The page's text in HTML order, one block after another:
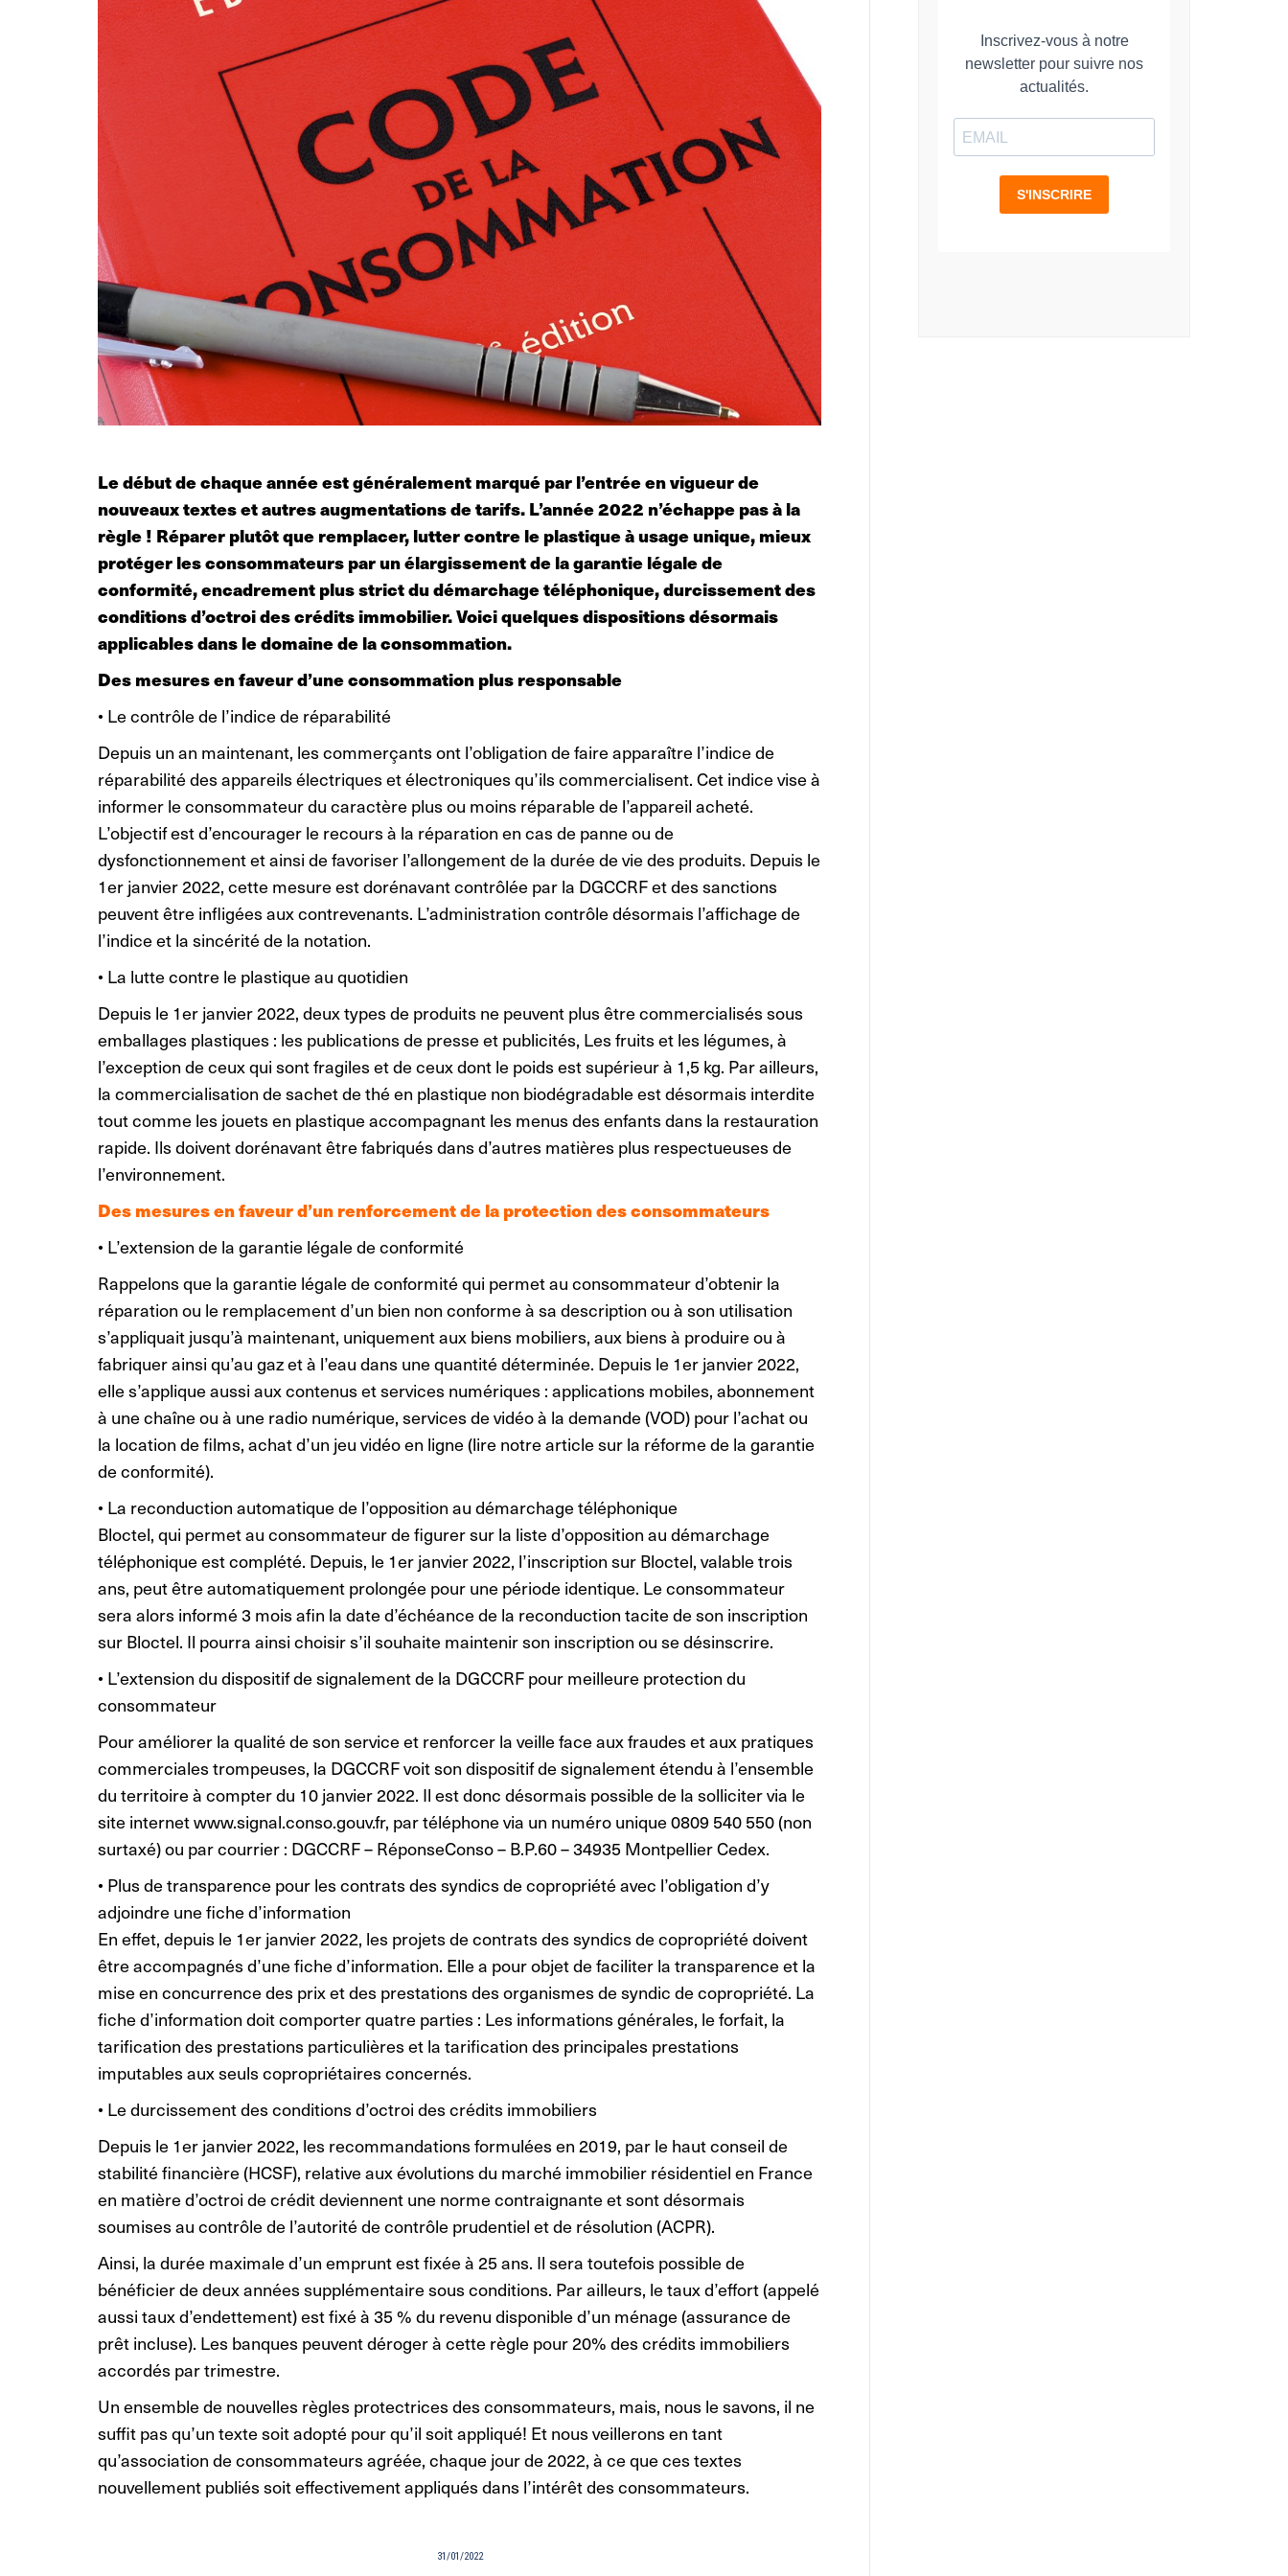
Le début de chaque année est généralement marqué par l’entrée en vigueur de
nouveaux textes et autres augmentations de tarifs. L’année 2022 n’échappe pas à la
règle ! Réparer plutôt que remplacer, lutter contre le plastique à usage unique, mieux
protéger les consommateurs par un élargissement de la garantie légale de
conformité, encadrement plus strict du démarchage téléphonique, durcissement des
conditions d’octroi des crédits immobilier. Voici quelques dispositions désormais
applicables dans le domaine de la consommation.
Des mesures en faveur d’une consommation plus responsable
• Le contrôle de l’indice de réparabilité
Depuis un an maintenant, les commerçants ont l’obligation de faire apparaître l’indice de
réparabilité des appareils électriques et électroniques qu’ils commercialisent. Cet indice vise à
informer le consommateur du caractère plus ou moins réparable de l’appareil acheté.
L’objectif est d’encourager le recours à la réparation en cas de panne ou de
dysfonctionnement et ainsi de favoriser l’allongement de la durée de vie des produits. Depuis le
1er janvier 2022, cette mesure est dorénavant contrôlée par la DGCCRF et des sanctions
peuvent être infligées aux contrevenants. L’administration contrôle désormais l’affichage de
l’indice et la sincérité de la notation.
• La lutte contre le plastique au quotidien
Depuis le 1er janvier 2022, deux types de produits ne peuvent plus être commercialisés sous
emballages plastiques : les publications de presse et publicités, Les fruits et les légumes, à
l’exception de ceux qui sont fragiles et de ceux dont le poids est supérieur à 1,5 kg. Par ailleurs,
la commercialisation de sachet de thé en plastique non biodégradable est désormais interdite
tout comme les jouets en plastique accompagnant les menus des enfants dans la restauration
rapide. Ils doivent dorénavant être fabriqués dans d’autres matières plus respectueuses de
l’environnement.
Des mesures en faveur d’un renforcement de la protection des consommateurs
• L’extension de la garantie légale de conformité
Rappelons que la garantie légale de conformité qui permet au consommateur d’obtenir la
réparation ou le remplacement d’un bien non conforme à sa description ou à son utilisation
s’appliquait jusqu’à maintenant, uniquement aux biens mobiliers, aux biens à produire ou à
fabriquer ainsi qu’au gaz et à l’eau dans une quantité déterminée. Depuis le 1er janvier 2022,
elle s’applique aussi aux contenus et services numériques : applications mobiles, abonnement
à une chaîne ou à une radio numérique, services de vidéo à la demande (VOD) pour l’achat ou
la location de films, achat d’un jeu vidéo en ligne (lire notre article sur la réforme de la garantie
de conformité).
• La reconduction automatique de l’opposition au démarchage téléphonique
Bloctel, qui permet au consommateur de figurer sur la liste d’opposition au démarchage
téléphonique est complété. Depuis, le 1er janvier 2022, l’inscription sur Bloctel, valable trois
ans, peut être automatiquement prolongée pour une période identique. Le consommateur
sera alors informé 3 mois afin la date d’échéance de la reconduction tacite de son inscription
sur Bloctel. Il pourra ainsi choisir s’il souhaite maintenir son inscription ou se désinscrire.
• L’extension du dispositif de signalement de la DGCCRF pour meilleure protection du
consommateur
Pour améliorer la qualité de son service et renforcer la veille face aux fraudes et aux pratiques
commerciales trompeuses, la DGCCRF voit son dispositif de signalement étendu à l’ensemble
du territoire à compter du 10 janvier 2022. Il est donc désormais possible de la solliciter via le
site internet www.signal.conso.gouv.fr, par téléphone via un numéro unique 0809 540 550 (non
surtaxé) ou par courrier : DGCCRF – RéponseConso – B.P.60 – 34935 Montpellier Cedex.
• Plus de transparence pour les contrats des syndics de copropriété avec l’obligation d’y
adjoindre une fiche d’information
En effet, depuis le 1er janvier 2022, les projets de contrats des syndics de copropriété doivent
être accompagnés d’une fiche d’information. Elle a pour objet de faciliter la transparence et la
mise en concurrence des prix et des prestations des organismes de syndic de copropriété. La
fiche d’information doit comporter quatre parties : Les informations générales, le forfait, la
tarification des prestations particulières et la tarification des principales prestations
imputables aux seuls copropriétaires concernés.
• Le durcissement des conditions d’octroi des crédits immobiliers
Depuis le 1er janvier 2022, les recommandations formulées en 2019, par le haut conseil de
stabilité financière (HCSF), relative aux évolutions du marché immobilier résidentiel en France
en matière d’octroi de crédit deviennent une norme contraignante et sont désormais
soumises au contrôle de l’autorité de contrôle prudentiel et de résolution (ACPR).
Ainsi, la durée maximale d’un emprunt est fixée à 25 ans. Il sera toutefois possible de
bénéficier de deux années supplémentaire sous conditions. Par ailleurs, le taux d’effort (appelé
aussi taux d’endettement) est fixé à 35 % du revenu disponible d’un ménage (assurance de
prêt incluse). Les banques peuvent déroger à cette règle pour 20% des crédits immobiliers
accordés par trimestre.
Un ensemble de nouvelles règles protectrices des consommateurs, mais, nous le savons, il ne
suffit pas qu’un texte soit adopté pour qu’il soit appliqué! Et nous veillerons en tant
qu’association de consommateurs agréée, chaque jour de 2022, à ce que ces textes
nouvellement publiés soit effectivement appliqués dans l’intérêt des consommateurs.
31/01/2022